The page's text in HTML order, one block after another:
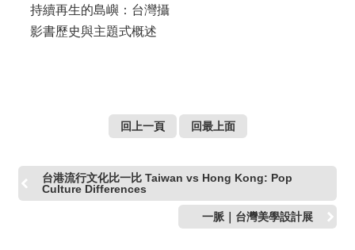
持續再生的島嶼：台灣攝
影書歷史與主題式概述
回上一頁 回最上面
台港流行文化比一比 Taiwan vs Hong Kong: Pop
Culture Differences
一脈｜台灣美學設計展